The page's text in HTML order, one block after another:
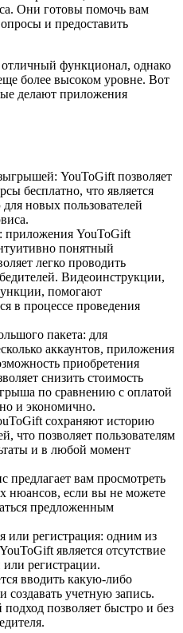
Они готовы помочь вам
и предоставить
функционал, однако
более высоком уровне. Вот
делают приложения
YouToGift позволяет
бесплатно, что является
новых пользователей
приложения YouToGift
понятный
легко проводить
Видеоинструкции,
помогают
в процессе проведения
пакета: для
аккаунтов, приложения
приобретения
снизить стоимость
по сравнению с оплатой
и экономично.
сохраняют историю
что позволяет пользователям
и в любой момент
предлагает вам просмотреть
нюансов, если вы не можете
предложенным
или регистрация: одним из
является отсутствие
или регистрации.
вводить какую-либо
учетную запись.
позволяет быстро и без